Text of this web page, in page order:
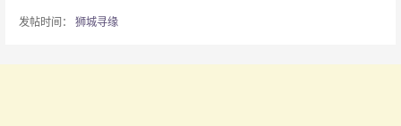
发帖时间： 狮城寻缘